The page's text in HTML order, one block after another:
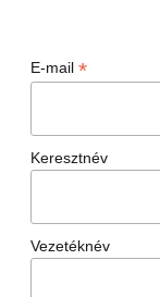
E-mail *
Keresztnév
Vezetéknév